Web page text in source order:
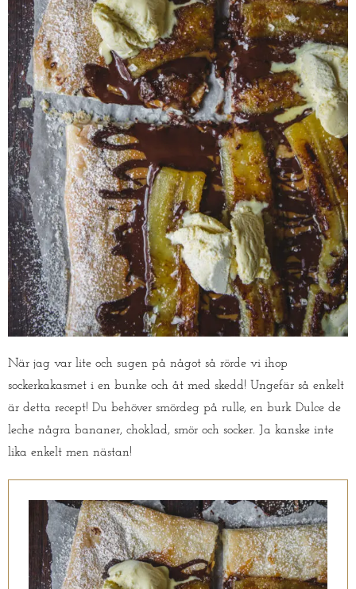
När jag var lite och sugen på något så rörde vi ihop
sockerkakasmet i en bunke och åt med skedd! Ungefär så enkelt
är detta recept! Du behöver smördeg på rulle, en burk Dulce de
leche några bananer, choklad, smör och socker. Ja kanske inte
lika enkelt men nästan!